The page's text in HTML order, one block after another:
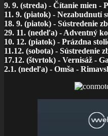
9. 9. (streda) - Čítanie mien -
11. 9. (piatok) - Nezabudnutí
18. 9. (piatok) - Sústredenie
29. 11. (nedeľa) - Adventný
10. 12. (piatok) - Prázdna
11.12. (sobota) - Sústredenie
17.12. (štvrtok) - Vernisáž -
2.1. (nedeľa) - Omša -